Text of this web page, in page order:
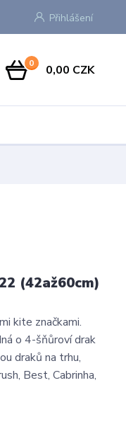
Přihlášení
0 0,00 CZK
(42až60cm)
kite značkami.
o 4-šňůroví drak
draků na trhu,
Best, Cabrinha,